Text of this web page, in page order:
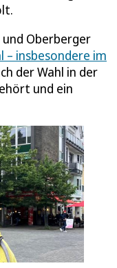
Oberberger
– insbesondere im
der Wahl in der
und ein